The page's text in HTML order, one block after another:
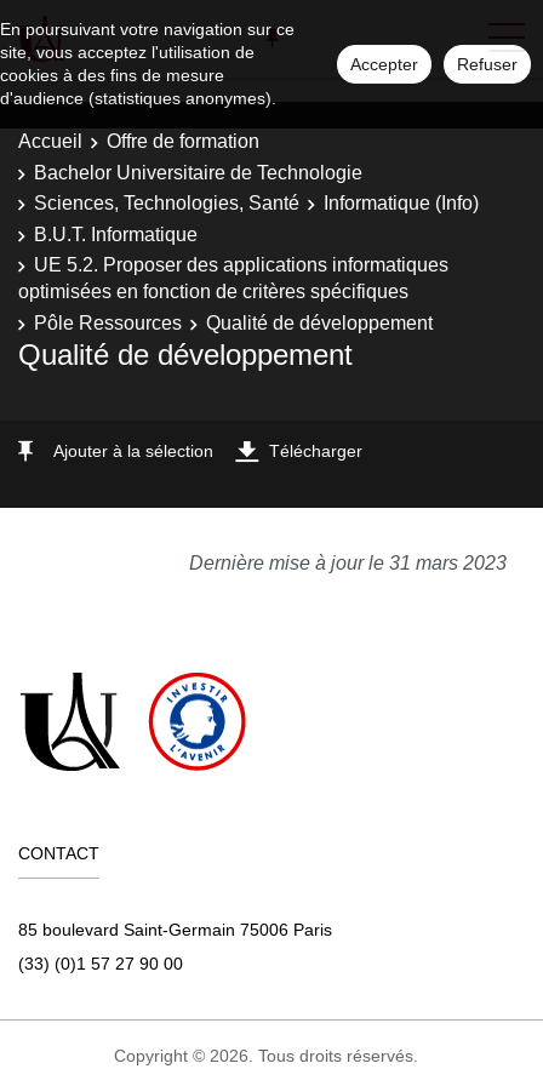
En poursuivant votre navigation sur ce
site, vous acceptez l'utilisation de
cookies à des fins de mesure
d'audience (statistiques anonymes).
Accepter Refuser
Accueil
Offre de formation
Bachelor Universitaire de Technologie
Sciences, Technologies, Santé
Informatique (Info)
B.U.T. Informatique
UE 5.2. Proposer des applications informatiques
optimisées en fonction de critères spécifiques
Pôle Ressources
Qualité de développement
Qualité de développement
Ajouter à la sélection Télécharger
Dernière mise à jour le 31 mars 2023
CONTACT
85 boulevard Saint-Germain 75006 Paris
(33) (0)1 57 27 90 00
Copyright © 2026. Tous droits réservés.